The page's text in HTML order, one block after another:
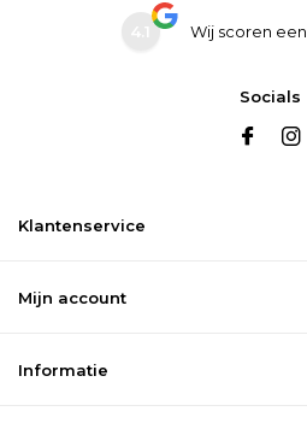
Wij scoren een
Socials
Klantenservice
Mijn account
Informatie